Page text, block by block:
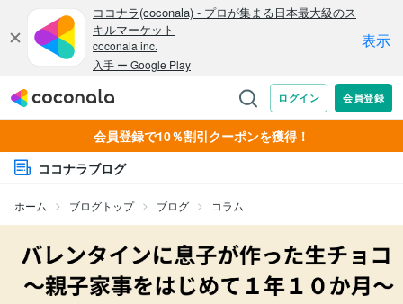
会員登録で10％割引クーポンを獲得！
ココナラブログ
ホーム ブログトップ ブログ コラム